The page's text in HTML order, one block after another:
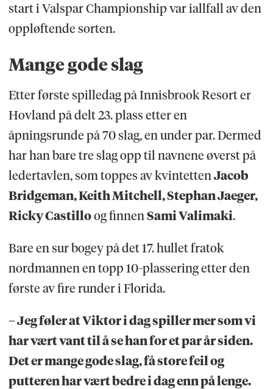
start i Valspar Championship var iallfall av den
oppløftende sorten.
Mange gode slag
Etter første spilledag på Innisbrook Resort er
Hovland på delt 23. plass etter en
åpningsrunde på 70 slag, en under par. Dermed
har han bare tre slag opp til navnene øverst på
ledertavlen, som toppes av kvintetten Jacob
Bridgeman, Keith Mitchell, Stephan Jaeger,
Ricky Castilloog finnen Sami Valimaki.
Bare en sur bogey på det 17. hullet fratok
nordmannen en topp 10-plassering etter den
første av fire runder i Florida.
– Jeg føler at Viktor i dag spiller mer som vi
har vært vant til å se han for et par år siden.
Det er mange gode slag, få store feil og
putteren har vært bedre i dag enn på lenge.